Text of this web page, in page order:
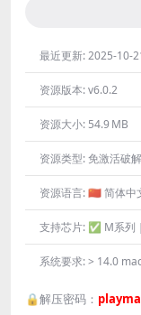
最近更新:2025-10-
资源版本:v6.0.2
资源大小: 54.9 MB
资源类型:免激活破解
资源语言:🇨🇳 简体中
支持芯片: ✅ M系列
系统要求:> 14.0
🔒解压密码：